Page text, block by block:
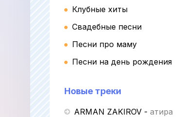
Клубные хиты
Свадебные песни
Песни про маму
Песни на день рождения
Новые треки
ARMAN ZAKIROV - Қатира